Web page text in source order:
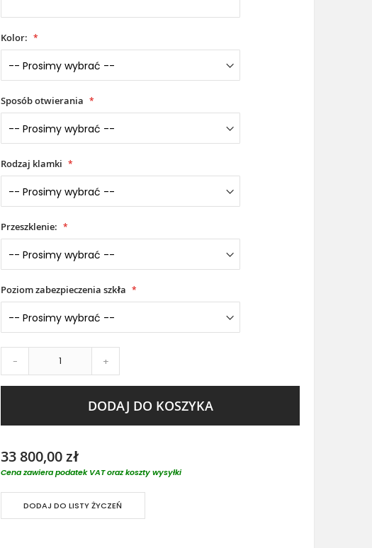
Kolor:
Sposób otwierania
Rodzaj klamki
Przeszklenie:
Poziom zabezpieczenia szkła
- +
DODAJ DO KOSZYKA
33 800,00 zł
Cena zawiera podatek VAT oraz koszty wysyłki
DODAJ DO LISTY ŻYCZEŃ